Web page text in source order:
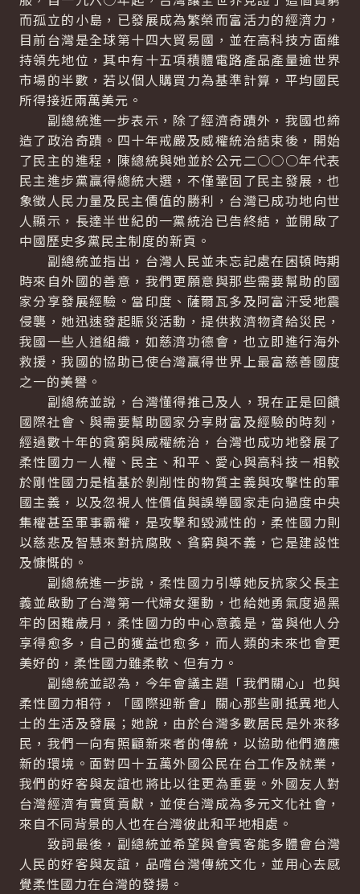
而孤立的小島，已發展成為繁榮而富活力的經濟力，
目前台灣是全球第十四大貿易國，並在高科技方面維
持領先地位，其中有十五項積體電路產品產量逾世界
市場的半數，若以個人購買力為基準計算，平均國民
所得接近兩萬美元。
副總統進一步表示，除了經濟奇蹟外，我國也締
造了政治奇蹟。四十年戒嚴及威權統治結束後，開始
了民主的進程，陳總統與她並於公元二○○○年代表
民主進步黨贏得總統大選，不僅鞏固了民主發展，也
象徵人民力量及民主價值的勝利，台灣已成功地向世
人顯示，長達半世紀的一黨統治已告終結，並開啟了
中國歷史多黨民主制度的新頁。
副總統並指出，台灣人民並未忘記處在困頓時期
時來自外國的善意，我們更願意與那些需要幫助的國
家分享發展經驗。當印度、薩爾瓦多及阿富汗受地震
侵襲，她迅速發起賑災活動，提供救濟物資給災民，
我國一些人道組織，如慈濟功德會，也立即進行海外
救援，我國的協助已使台灣贏得世界上最富慈善國度
之一的美譽。
副總統並說，台灣懂得推己及人，現在正是回饋
國際社會、與需要幫助國家分享財富及經驗的時刻，
經過數十年的貧窮與威權統治，台灣也成功地發展了
柔性國力－人權、民主、和平、愛心與高科技－相較
於剛性國力是植基於剝削性的物質主義與攻擊性的軍
國主義，以及忽視人性價值與誤導國家走向過度中央
集權甚至軍事霸權，是攻擊和毀滅性的，柔性國力則
以慈悲及智慧來對抗腐敗、貧窮與不義，它是建設性
及慷慨的。
副總統進一步說，柔性國力引導她反抗家父長主
義並啟動了台灣第一代婦女運動，也給她勇氣度過黑
牢的困難歲月，柔性國力的中心意義是，當與他人分
享得愈多，自己的獲益也愈多，而人類的未來也會更
美好的，柔性國力雖柔軟、但有力。
副總統並認為，今年會議主題「我們關心」也與
柔性國力相符，「國際迎新會」關心那些剛抵異地人
士的生活及發展；她說，由於台灣多數居民是外來移
民，我們一向有照顧新來者的傳統，以協助他們適應
新的環境。面對四十五萬外國公民在台工作及就業，
我們的好客與友誼也將比以往更為重要。外國友人對
台灣經濟有實質貢獻，並使台灣成為多元文化社會，
來自不同背景的人也在台灣彼此和平地相處。
致詞最後，副總統並希望與會賓客能多體會台灣
人民的好客與友誼，品嚐台灣傳統文化，並用心去感
覺柔性國力在台灣的發揚。